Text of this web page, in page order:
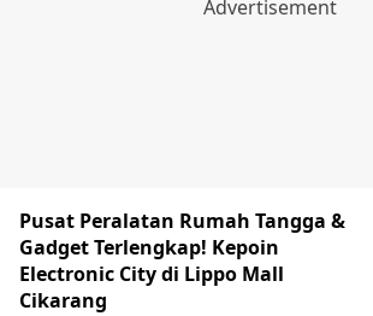
Pusat Peralatan Rumah Tangga &
Gadget Terlengkap! Kepoin
Electronic City di Lippo Mall
Cikarang